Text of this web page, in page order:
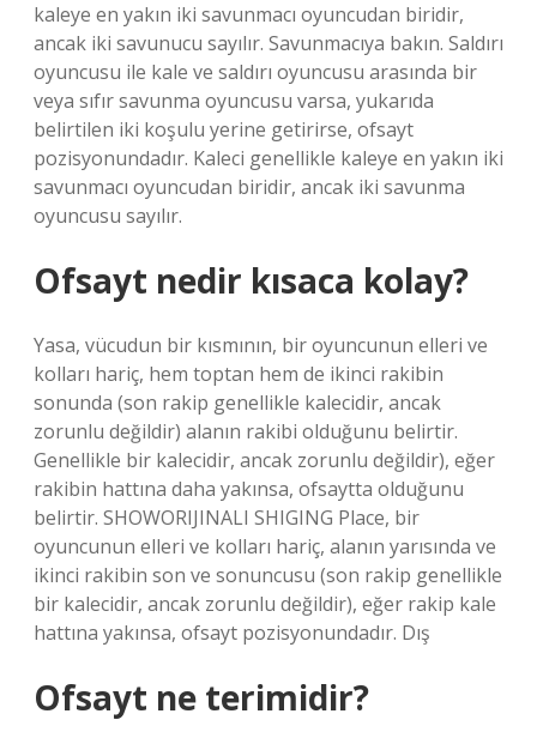
kaleye en yakın iki savunmacı oyuncudan biridir,
ancak iki savunucu sayılır. Savunmacıya bakın. Saldırı
oyuncusu ile kale ve saldırı oyuncusu arasında bir
veya sıfır savunma oyuncusu varsa, yukarıda
belirtilen iki koşulu yerine getirirse, ofsayt
pozisyonundadır. Kaleci genellikle kaleye en yakın iki
savunmacı oyuncudan biridir, ancak iki savunma
oyuncusu sayılır.
Ofsayt nedir kısaca kolay?
Yasa, vücudun bir kısmının, bir oyuncunun elleri ve
kolları hariç, hem toptan hem de ikinci rakibin
sonunda (son rakip genellikle kalecidir, ancak
zorunlu değildir) alanın rakibi olduğunu belirtir.
Genellikle bir kalecidir, ancak zorunlu değildir), eğer
rakibin hattına daha yakınsa, ofsaytta olduğunu
belirtir. SHOWORIJINALI SHIGING Place, bir
oyuncunun elleri ve kolları hariç, alanın yarısında ve
ikinci rakibin son ve sonuncusu (son rakip genellikle
bir kalecidir, ancak zorunlu değildir), eğer rakip kale
hattına yakınsa, ofsayt pozisyonundadır. Dış
Ofsayt ne terimidir?